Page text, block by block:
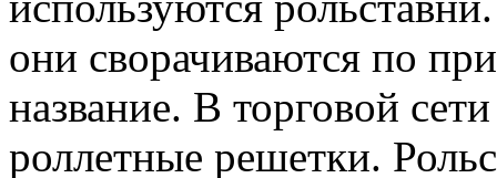
они сворачиваются по
название. В торговой
роллетные решетки.